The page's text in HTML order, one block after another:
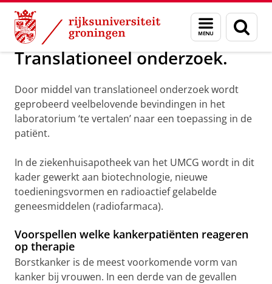
Skip
Content
Skip
Navigation
Menu
en
zoeken
Over ons Hospital Pharmacy
Translationeel onderzoek.
Door middel van translationeel onderzoek wordt
geprobeerd veelbelovende bevindingen in het
laboratorium ‘te vertalen’ naar een toepassing in de
patiënt.
In de ziekenhuisapotheek van het UMCG wordt in dit
kader gewerkt aan biotechnologie, nieuwe
toedieningsvormen en radioactief gelabelde
geneesmiddelen (radiofarmaca).
Voorspellen welke kankerpatiënten reageren
op therapie
Borstkanker is de meest voorkomende vorm van
kanker bij vrouwen. In een derde van de gevallen